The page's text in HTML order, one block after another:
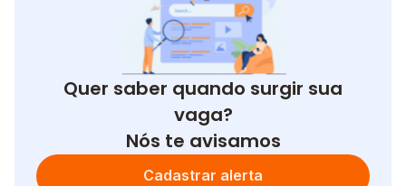
Quer saber quando surgir sua
vaga?
Nós te avisamos
Cadastrar alerta